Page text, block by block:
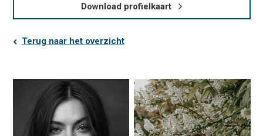
Download profielkaart
Terug naar het overzicht